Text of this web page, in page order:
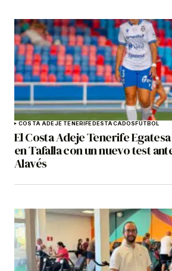
COSTA ADEJE TENERIFEDESTACADOSFÚTBOL
El Costa Adeje Tenerife
en Tafalla con un nuevo test
Alavés